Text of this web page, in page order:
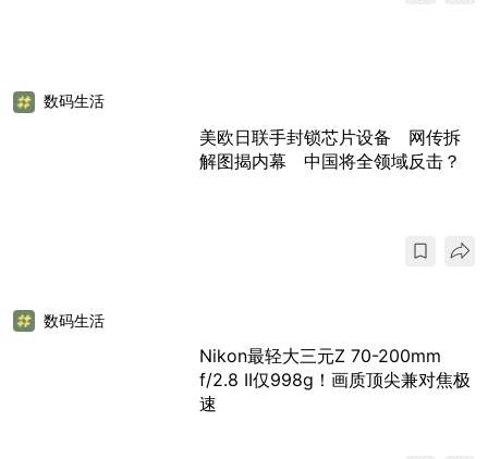
数码生活
美欧日联手封锁芯片设备 网传拆
解图揭内幕 中国将全领域反击？
数码生活
Nikon最轻大三元Z 70-200mm
f/2.8 II仅998g！画质顶尖兼对焦极
速